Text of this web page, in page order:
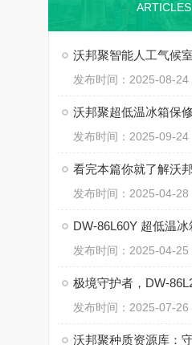
ARTICLES
发布时间：2025-08-24
发布时间：2025-09-24
发布时间：2025-04-28
发布时间：2025-04-25
发布时间：2025-07-26